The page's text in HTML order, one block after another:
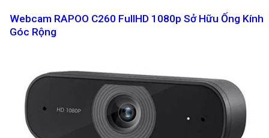
Webcam RAPOO C260 FullHD 1080p Sở Hữu Ống Kính
Góc Rộng